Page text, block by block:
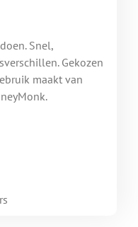
Snel,
Gekozen
maakt van